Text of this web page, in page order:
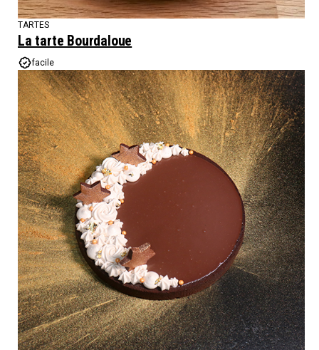
TARTES
La tarte Bourdaloue
facile